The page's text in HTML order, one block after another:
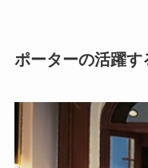
ポーターの活躍す